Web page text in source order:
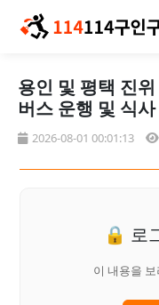
용인 및 평택 진
버스 운행 및 식
2026-08-01 00:01:13
🔒 로
이 내용을